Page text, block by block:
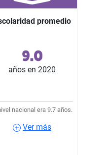
promedio
9.0
años en 2020
nacional era 9.7 años.
Ver más
promedio
el lugar 27 entre
32 estados del país.